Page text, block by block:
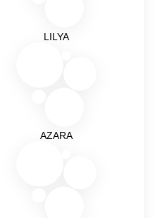
LILYA
AZARA